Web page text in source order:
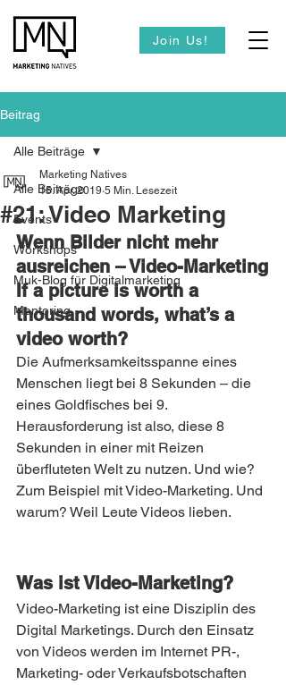
Join Us!
Beitrag
Alle Beiträge
Events
Workshops
Muk-Blog für Digitalmarketing
Mentoring
Alle Beiträge
#21: Video Marketing
Marketing Natives
15. Apr. 2019 5 Min. Lesezeit
Wenn Bilder nicht mehr
ausreichen – Video-Marketing
If a picture is worth a
thousand words, what’s a
video worth?
Die Aufmerksamkeitsspanne eines
Menschen liegt bei 8 Sekunden – die
eines Goldfisches bei 9.
Herausforderung ist also, diese 8
Sekunden in einer mit Reizen
überfluteten Welt zu nutzen. Und wie?
Zum Beispiel mit Video-Marketing. Und
warum? Weil Leute Videos lieben.
Was ist Video-Marketing?
Video-Marketing ist eine Disziplin des
Digital Marketings. Durch den Einsatz
von Videos werden im Internet PR-,
Marketing- oder Verkaufsbotschaften